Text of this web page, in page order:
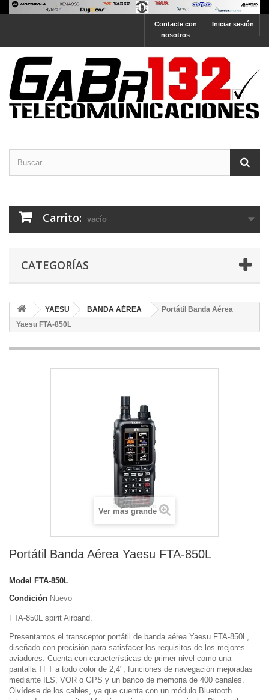
Iniciar sesión
Contacte con
nosotros
Carrito: vacío
CATEGORÍAS
YAESU BANDA AÉREA
Portátil Banda Aérea
Yaesu FTA-850L
Ver más grande
Portátil Banda Aérea Yaesu FTA-850L
Model
FTA-850L
Condición Nuevo
FTA-850L spirit Airband.
Presentamos el transceptor portátil de banda aérea Yaesu FTA-850L,
diseñado con precisión para satisfacer los requisitos de los mejores
aviadores. Cuenta con características de primer nivel como una
pantalla TFT a todo color de 2,4", funciones de navegación mejoradas
mediante ILS, VOR o GPS y un banco de memoria de 400 canales.
Olvídese de los cables, ya que cuenta con un módulo Bluetooth